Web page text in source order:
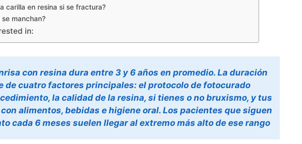
carilla en resina si se fractura?
se manchan?
in:
con resina dura entre 3 y 6 años en promedio. La duración
de cuatro factores principales: el protocolo de fotocurado
la calidad de la resina, si tienes o no bruxismo, y tus
alimentos, bebidas e higiene oral. Los pacientes que siguen
cada 6 meses suelen llegar al extremo más alto de ese rango